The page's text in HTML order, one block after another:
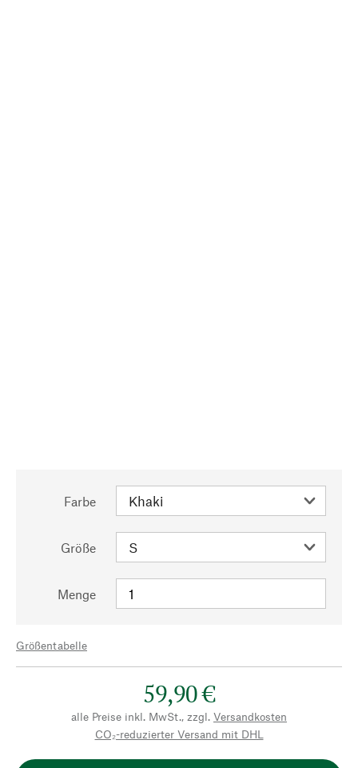
Farbe
Größe
Menge
Größentabelle
59,90 €
alle Preise inkl. MwSt., zzgl. Versandkosten
CO₂-reduzierter Versand mit DHL